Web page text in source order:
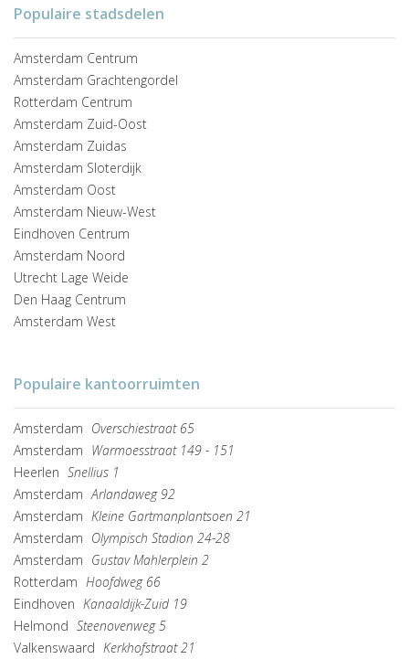
Populaire stadsdelen
Amsterdam Centrum
Amsterdam Grachtengordel
Rotterdam Centrum
Amsterdam Zuid-Oost
Amsterdam Zuidas
Amsterdam Sloterdijk
Amsterdam Oost
Amsterdam Nieuw-West
Eindhoven Centrum
Amsterdam Noord
Utrecht Lage Weide
Den Haag Centrum
Amsterdam West
Populaire kantoorruimten
Amsterdam Overschiestraat 65
Amsterdam Warmoesstraat 149 - 151
Heerlen Snellius 1
Amsterdam Arlandaweg 92
Amsterdam Kleine Gartmanplantsoen 21
Amsterdam Olympisch Stadion 24-28
Amsterdam Gustav Mahlerplein 2
Rotterdam Hoofdweg 66
Eindhoven Kanaaldijk-Zuid 19
Helmond Steenovenweg 5
Valkenswaard Kerkhofstraat 21